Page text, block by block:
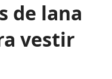
de lana
vestir